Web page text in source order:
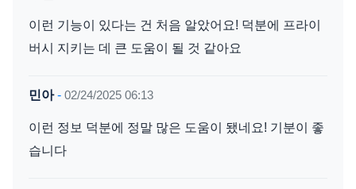
이런 기능이 있다는 건 처음 알았어요! 덕분에 프라이
버시 지키는 데 큰 도움이 될 것 같아요
민아- 02/24/2025 06:13
이런 정보 덕분에 정말 많은 도움이 됐네요! 기분이 좋
습니다